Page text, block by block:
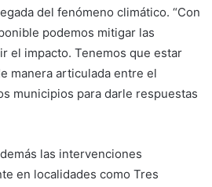
del fenómeno climático. “Con
podemos mitigar las
el impacto. Tenemos que estar
manera articulada entre el
municipios para darle respuestas
las intervenciones
en localidades como Tres